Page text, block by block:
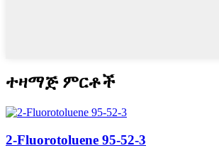
ተዛማጅ ምርቶች
2-Fluorotoluene 95-52-3